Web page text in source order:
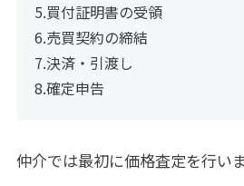
買付証明書の受領
売買契約の締結
決済・引渡し
確定申告
仲介では最初に価格査定を行いま